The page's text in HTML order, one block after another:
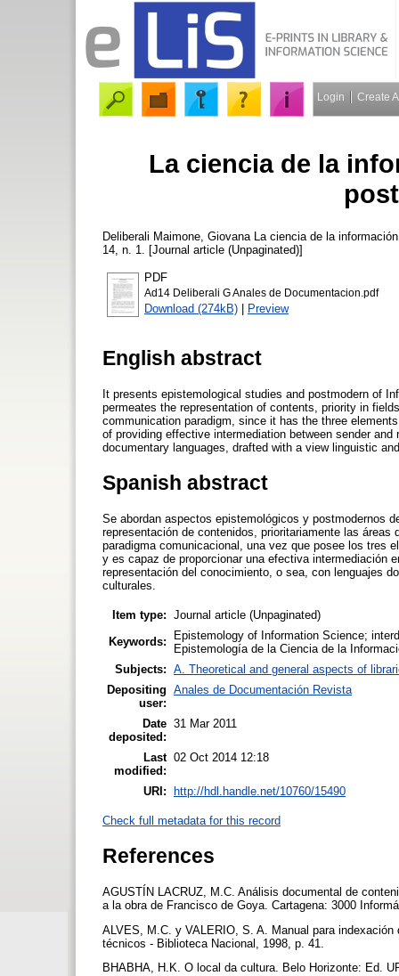
Login Create
La ciencia de la
Deliberali Maimone, Giovana La ciencia de la
14, n. 1. [Journal article (Unpaginated)]
PDF
Ad14 Deliberali G Anales de Documentacion.pdf
Download (274kB) | Preview
English abstract
It presents epistemological studies and postmodern of
permeates the representation of contents, priority in
communication paradigm, since it has the three
of providing effective intermediation between sender
documentary languages, drafted with a view linguistic
Spanish abstract
Se abordan aspectos epistemológicos y postmodernos
representación de contenidos, prioritariamente las
paradigma comunicacional, una vez que posee los tres
y es capaz de proporcionar una efectiva intermediación
representación del conocimiento, o sea, con lenguajes
culturales.
Item type: Journal article (Unpaginated)
Keywords:
Epistemology of Information Science;
Epistemología de la Ciencia de la
Subjects: A. Theoretical and general aspects of
Depositing
user:
Anales de Documentación Revista
Date
deposited:
31 Mar 2011
Last
modified:
02 Oct 2014 12:18
URI: http://hdl.handle.net/10760/15490
Check full metadata for this record
References
AGUSTÍN LACRUZ, M.C. Análisis documental de
a la obra de Francisco de Goya. Cartagena: 3000
ALVES, M.C. y VALERIO, S. A. Manual para
técnicos - Biblioteca Nacional, 1998, p. 41.
BHABHA, H.K. O local da cultura. Belo Horizonte: Ed.